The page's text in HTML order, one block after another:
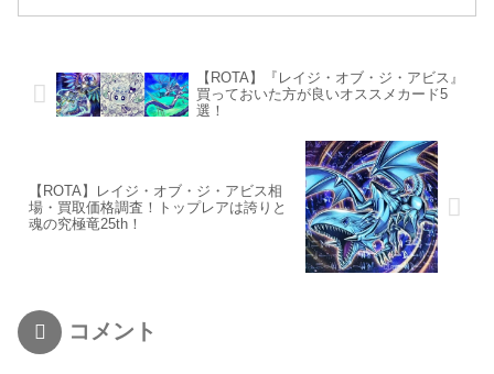
【ROTA】『レイジ・オブ・ジ・アビス』
買っておいた方が良いオススメカード5
選！
【ROTA】レイジ・オブ・ジ・アビス相
場・買取価格調査！トップレアは誇りと
魂の究極竜25th！
コメント